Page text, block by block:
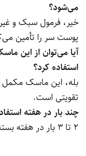
می‌شود؟
خیر، فرمول سبک و
پوست سر را تأمین
آیا می‌توان از این
استفاده کرد؟
بله، این ماسک
تقویتی است.
چند بار در هفته
۲ تا ۳ بار در هفته بسته به نیاز پوست سر توصیه می‌شود.